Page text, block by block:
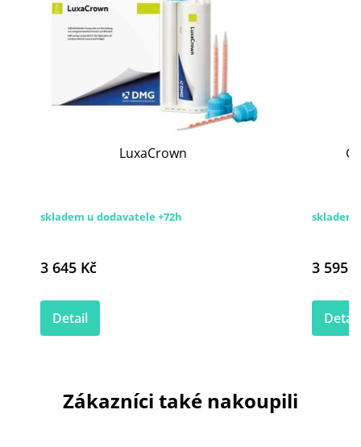
LuxaCrown
skladem u dodavatele +72h
3 645 Kč
Detail
skladem
3 595
Detail
Zákazníci také nakoupili